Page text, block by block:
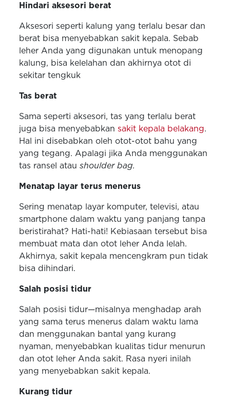
Hindari aksesori berat
Aksesori seperti kalung yang terlalu besar dan
berat bisa menyebabkan sakit kepala. Sebab
leher Anda yang digunakan untuk menopang
kalung, bisa kelelahan dan akhirnya otot di
sekitar tengkuk
Tas berat
Sama seperti aksesori, tas yang terlalu berat
juga bisa menyebabkansakit kepala belakang.
Hal ini disebabkan oleh otot-otot bahu yang
yang tegang. Apalagi jika Anda menggunakan
tas ransel ataushoulder bag.
Menatap layar terus menerus
Sering menatap layar komputer, televisi, atau
smartphone dalam waktu yang panjang tanpa
beristirahat? Hati-hati! Kebiasaan tersebut bisa
membuat mata dan otot leher Anda lelah.
Akhirnya, sakit kepala mencengkram pun tidak
bisa dihindari.
Salah posisi tidur
Salah posisi tidur—misalnya menghadap arah
yang sama terus menerus dalam waktu lama
dan menggunakan bantal yang kurang
nyaman, menyebabkan kualitas tidur menurun
dan otot leher Anda sakit. Rasa nyeri inilah
yang menyebabkan sakit kepala.
Kurang tidur